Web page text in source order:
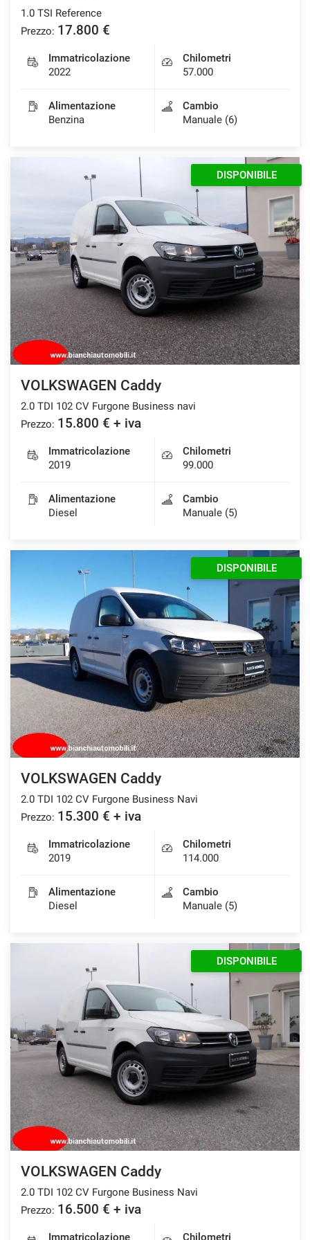
1.0 TSI Reference
Prezzo: 17.800 €
Immatricolazione
2022
Chilometri
57.000
Alimentazione
Benzina
Cambio
Manuale (6)
DISPONIBILE
VOLKSWAGEN Caddy
2.0 TDI 102 CV Furgone Business navi
Prezzo: 15.800 € + iva
Immatricolazione
2019
Chilometri
99.000
Alimentazione
Diesel
Cambio
Manuale (5)
DISPONIBILE
VOLKSWAGEN Caddy
2.0 TDI 102 CV Furgone Business Navi
Prezzo: 15.300 € + iva
Immatricolazione
2019
Chilometri
114.000
Alimentazione
Diesel
Cambio
Manuale (5)
DISPONIBILE
VOLKSWAGEN Caddy
2.0 TDI 102 CV Furgone Business Navi
Prezzo: 16.500 € + iva
Immatricolazione Chilometri
Cookie necessari
Cookie delle preferenze
Cookie analitici
Cookie di marketing
Leggi
cookie
policy
Salva
le
impostazioni